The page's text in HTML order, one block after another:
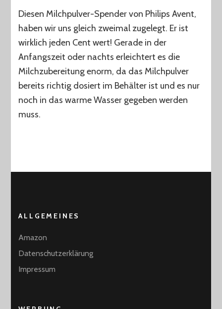
Spender
von
Philips
Avent
SCF135/06
Diesen Milchpulver-Spender von Philips Avent,
haben wir uns gleich zweimal zugelegt. Er ist
wirklich jeden Cent wert! Gerade in der
Anfangszeit oder nachts erleichtert es die
Milchzubereitung enorm, da das Milchpulver
bereits richtig dosiert im Behälter ist und es nur
noch in das warme Wasser gegeben werden
muss.
ALLGEMEINES
Amazon
Datenschutzerklärung
Impressum